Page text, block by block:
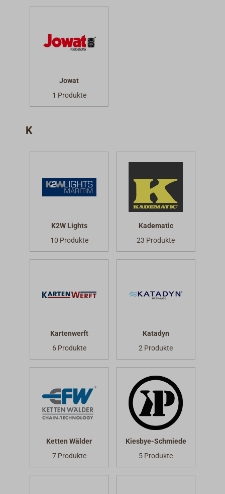
Jowat
1 Produkte
K
K2W Lights
10 Produkte
Kadematic
23 Produkte
Kartenwerft
6 Produkte
Katadyn
2 Produkte
Ketten Wälder
7 Produkte
Kiesbye-Schmiede
5 Produkte